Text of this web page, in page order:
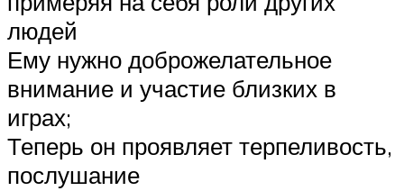
людей
Ему нужно доброжелательное
внимание и участие близких в
играх;
Теперь он проявляет терпеливость,
послушание